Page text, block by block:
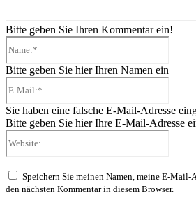
Bitte geben Sie Ihren Kommentar ein!
Bitte geben Sie hier Ihren Namen ein
Sie haben eine falsche E-Mail-Adresse
Bitte geben Sie hier Ihre E-Mail-Adresse
Speichern Sie meinen Namen, meine E-Mail-
den nächsten Kommentar in diesem Browser.